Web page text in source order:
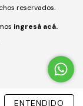
ENTENDIDO
reservados.
ingresá acá.